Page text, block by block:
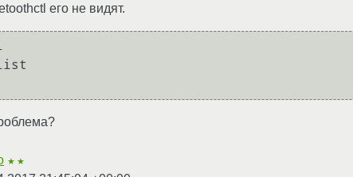
его не видят.
★★